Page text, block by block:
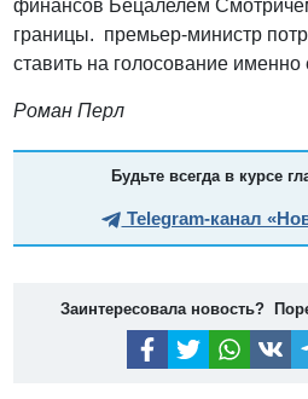
финансов Бецалелем
границы. премьер-министр
ставить на голосование именно
Роман Перл
Будьте всегда в курсе
Telegram-канал
Заинтересовала новость?